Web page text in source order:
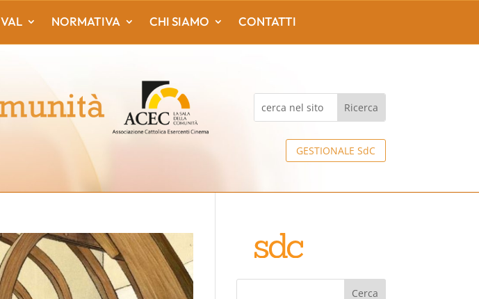
GESTIONALE SdC
NORMATIVA CHI SIAMO CONTATTI
Cerca